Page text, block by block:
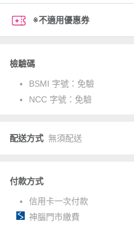
※不適用優惠券
檢驗碼
BSMI 字號： 免驗
NCC 字號： 免驗
配送方式 無須配送
付款方式
信用卡一次付款
神腦門市繳費